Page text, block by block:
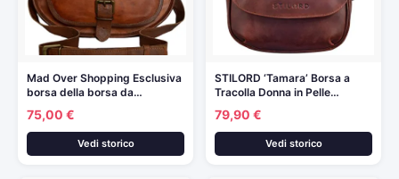
Mad Over Shopping Esclusiva
borsa della borsa da…
75,00 €
Vedi storico
STILORD ‘Tamara’ Borsa a
Tracolla Donna in Pelle…
79,90 €
Vedi storico